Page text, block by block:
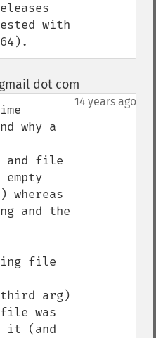
with
dot com
14 years ago
why a
and file
and the
file
arg)
was
it (and